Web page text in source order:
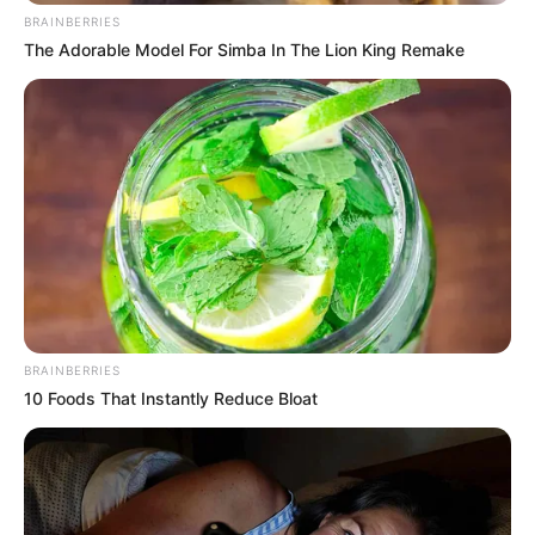
BRAINBERRIES
The Adorable Model For Simba In The Lion King Remake
BRAINBERRIES
10 Foods That Instantly Reduce Bloat